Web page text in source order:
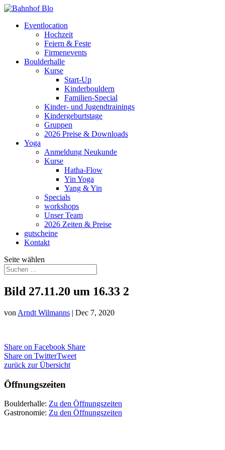
Eventlocation
Hochzeit
Feiern & Feste
Firmenevents
Boulderhalle
Kurse
Start-Up
Kinderbouldern
Familien-Special
Kinder- und Jugendtrainings
Kindergeburtstage
Gruppen
2026 Preise & Downloads
Yoga
Anmeldung Neukunde
Kurse
Hatha-Flow
Yin Yoga
Yang & Yin
Specials
workshops
Unser Team
2026 Zeiten & Preise
gutscheine
Kontakt
Seite wählen
Bild 27.11.20 um 16.33 2
von Arndt Wilmanns | Dec 7, 2020
Share on Facebook Share
Share on TwitterTweet
zurück zur Übersicht
Öffnungszeiten
Boulderhalle: Zu den Öffnungszeiten
Gastronomie: Zu den Öffnungszeiten